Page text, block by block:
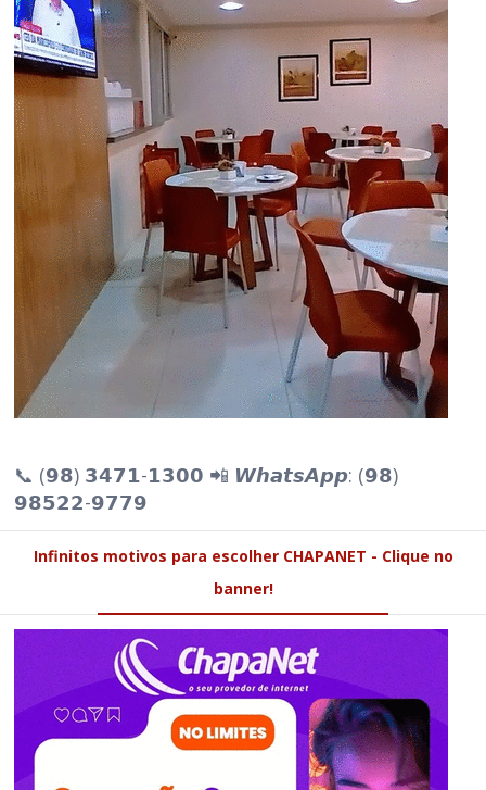
📞 (𝟵𝟴) 𝟯𝟰𝟳𝟭-𝟭𝟯𝟬𝟬 📲 𝙒𝙝𝙖𝙩𝙨𝘼𝙥𝙥: (𝟵𝟴)
𝟵𝟴𝟱𝟮𝟮-𝟵𝟳𝟳𝟵
Infinitos motivos para escolher CHAPANET - Clique no
banner!